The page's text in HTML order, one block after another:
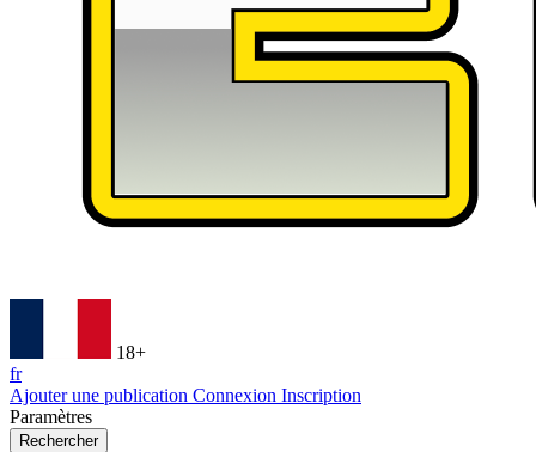
18+
fr
Ajouter une publication Connexion Inscription
Paramètres
Rechercher